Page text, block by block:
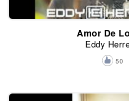
Amor De
Eddy
50